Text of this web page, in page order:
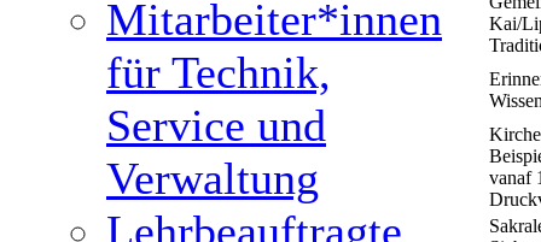
Mitarbeiter*innen
für Technik,
Service und
Verwaltung
Lehrbeauftragte
Kai/
vanaf